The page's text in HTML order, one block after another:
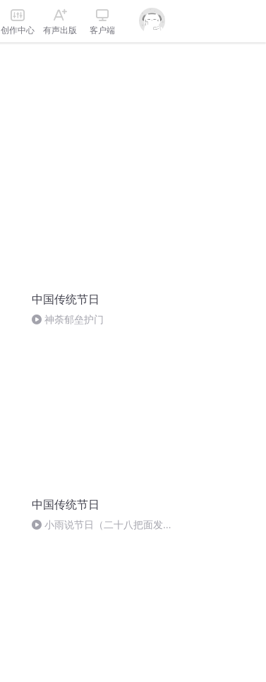
创作中心 有声出版 客户端
中国传统节日
神荼郁垒护门
中国传统节日
小雨说节日（二十八把面发